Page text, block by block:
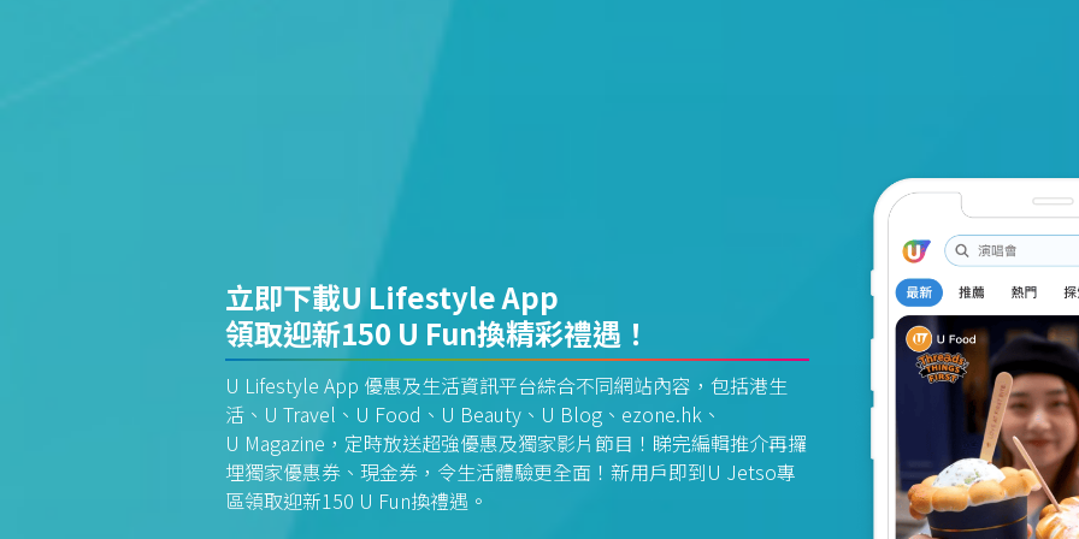
立即下載U Lifestyle App
領取迎新150 U Fun換精彩禮遇！
U Lifestyle App 優惠及生活資訊平台綜合不同網站內容，包括港生
活、U Travel、U Food、U Beauty、U Blog、ezone.hk、
U Magazine，定時放送超強優惠及獨家影片節目！睇完編輯推介再攞
埋獨家優惠券、現金券，令生活體驗更全面！新用戶即到U Jetso專
區領取迎新150 U Fun換禮遇。